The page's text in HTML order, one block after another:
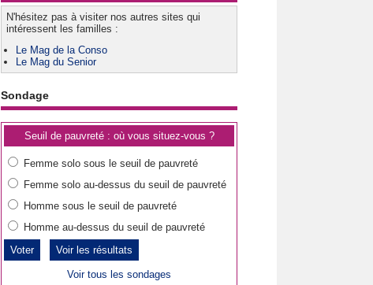
N'hésitez pas à visiter nos autres sites qui
intéressent les familles :
Le Mag de la Conso
Le Mag du Senior
Sondage
Seuil de pauvreté : où vous situez-vous ?
Femme solo sous le seuil de pauvreté
Femme solo au-dessus du seuil de pauvreté
Homme sous le seuil de pauvreté
Homme au-dessus du seuil de pauvreté
Voir les résultats
Voir tous les sondages